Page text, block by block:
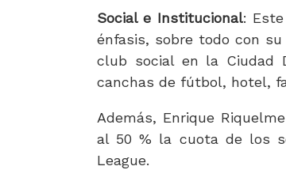
Social e Institucional:
énfasis, sobre todo con
club social en la Ciudad
canchas de fútbol, hotel,
Además, Enrique
al 50 % la cuota de los
League.